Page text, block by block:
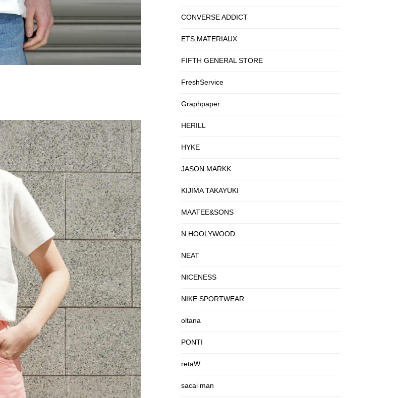
CONVERSE ADDICT
ETS.MATERIAUX
FIFTH GENERAL STORE
FreshService
Graphpaper
HERILL
HYKE
JASON MARKK
KIJIMA TAKAYUKI
MAATEE&SONS
N.HOOLYWOOD
NEAT
NICENESS
NIKE SPORTWEAR
oltana
PONTI
retaW
sacai man